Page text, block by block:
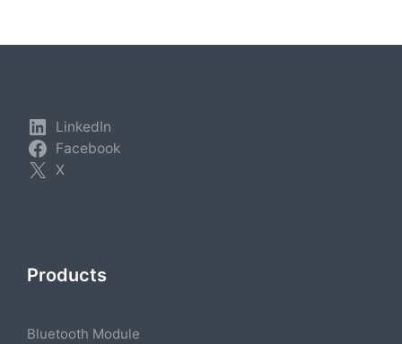
LinkedIn
Facebook
X
Products
Bluetooth Module